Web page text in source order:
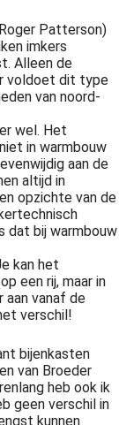
Patterson)
imkers
Alleen de
voldoet dit type
van noord-
wel. Het
in warmbouw
aan de
altijd in
opzichte van de
dat bij warmbouw
kan het
een rij, maar in
aan vanaf de
verschil!
bijenkasten
van Broeder
heb ook ik
geen verschil in
kunnen